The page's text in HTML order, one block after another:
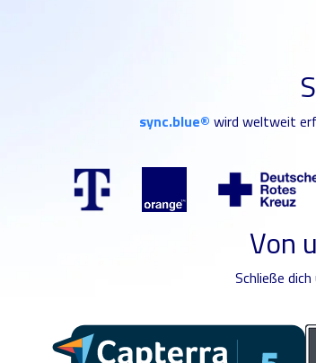
sync.blue® wird weltweit
Von
Schließe